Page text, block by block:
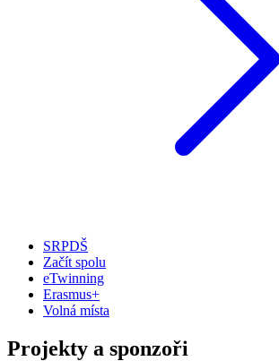
SRPDŠ
Začít spolu
eTwinning
Erasmus+
Volná místa
Projekty a sponzoři